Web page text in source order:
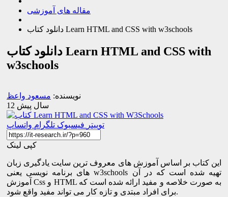
مقاله های آموزشی
دانلود کتاب Learn HTML and CSS with w3schools
دانلود کتاب Learn HTML and CSS with
w3schools
نویسنده: مسعود واعظ
12 سال پیش
توییتر فیسبوک تلگرام واتساپ
کپی لینک
این کتاب بر اساس آموزش های معروف ترین سایت یادگیری زبان
های برنامه نویسی یعنی w3schools تهیه شده است که در آن
آموزش Css و HTML به صورت خلاصه و مفید ارائه شده است که
برای افراد مبتدی و تازه کار می تواند مفید واقع شود.